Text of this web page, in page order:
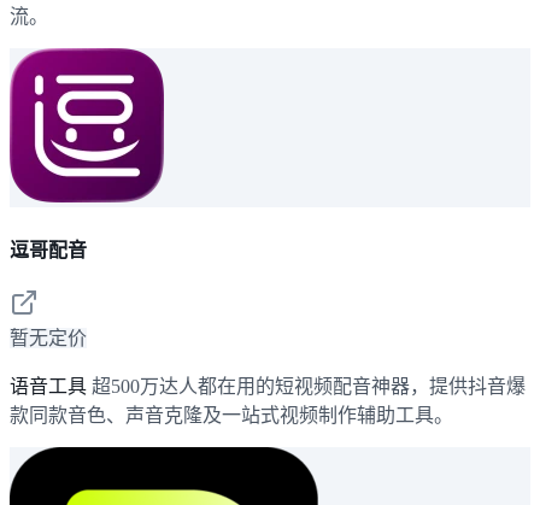
流。
逗哥配音
暂无定价
语音工具 超500万达人都在用的短视频配音神器，提供抖音爆
款同款音色、声音克隆及一站式视频制作辅助工具。